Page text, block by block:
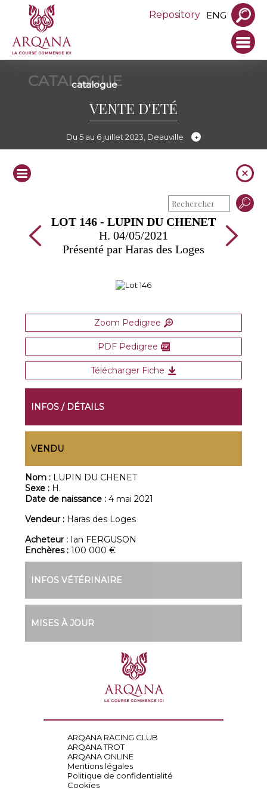
Repository ENG
CATALOGUE
catalogue
VENTE D'ETÉ
Du 5 au 6 juillet 2023, Deauville
LOT 146 - LUPIN DU CHENET
H. 04/05/2021
Présenté par Haras des Loges
Zoom Pedigree
PDF Pedigree
Télécharger Fiche
INFOS / DÉTAILS
VENDU
Nom : LUPIN DU CHENET
Sexe : H.
Date de naissance :4 mai 2021
Vendeur : Haras des Loges
Acheteur : Ian FERGUSON
Enchères :100 000 €
INFOS VÉTÉRINAIRE
MISES À JOUR
ARQANA RACING CLUB
ARQANA TROT
ARQANA ONLINE
Mentions légales
Politique de confidentialité
Cookies